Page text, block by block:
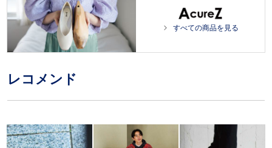
すべての商品を見る
レコメンド